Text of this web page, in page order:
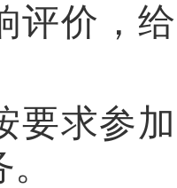
评价，
要求参